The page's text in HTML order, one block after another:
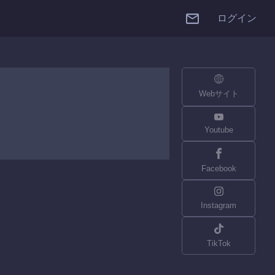
ログイン
Webサイト
Youtube
Facebook
Instagram
TikTok